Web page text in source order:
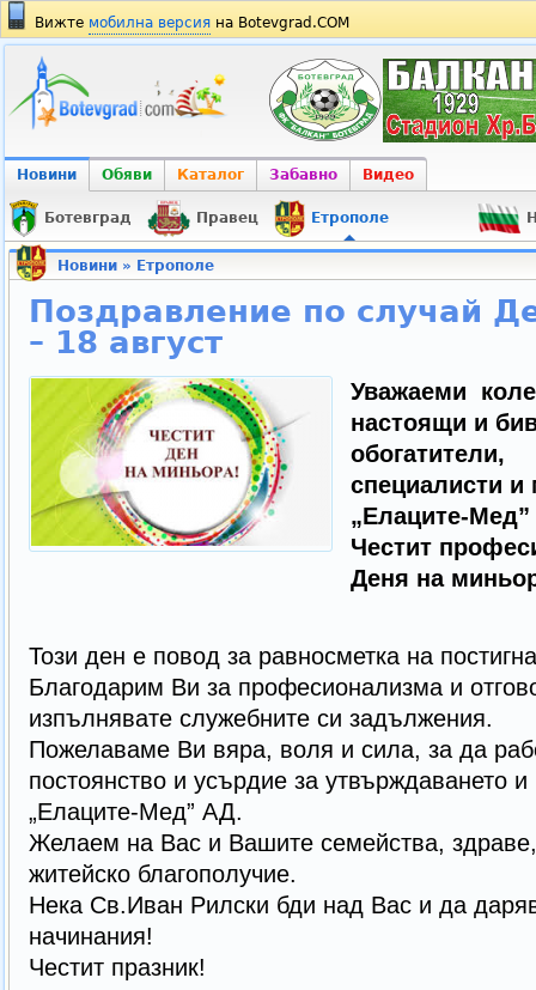
Вижте мобилна версия на Botevgrad.COM
Новини Обяви Каталог Забавно Видео
Ботевград Правец Етрополе
Новини» Етрополе
Поздравление по случай
– 18 август
Уважаеми
настоящи и
обогатители,
специалисти
„Елаците-
Честит
Деня на
Този ден е повод за равносметка на
Благодарим Ви за професионализма и
изпълнявате служебните си задължения.
Пожелаваме Ви вяра, воля и сила, за да
постоянство и усърдие за утвърждаването и
„Елаците-Мед” АД.
Желаем на Вас и Вашите семейства, здраве,
житейско благополучие.
Нека Св.Иван Рилски бди над Вас и да
начинания!
Честит празник!